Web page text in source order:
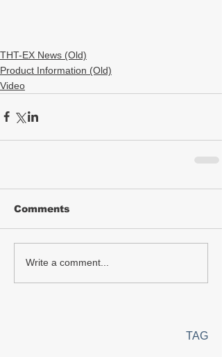
THT-EX News (Old)
Product Information (Old)
Video
Comments
Write a comment...
TAG